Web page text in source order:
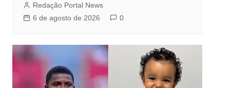
Redação Portal News
6 de agosto de 2026
0